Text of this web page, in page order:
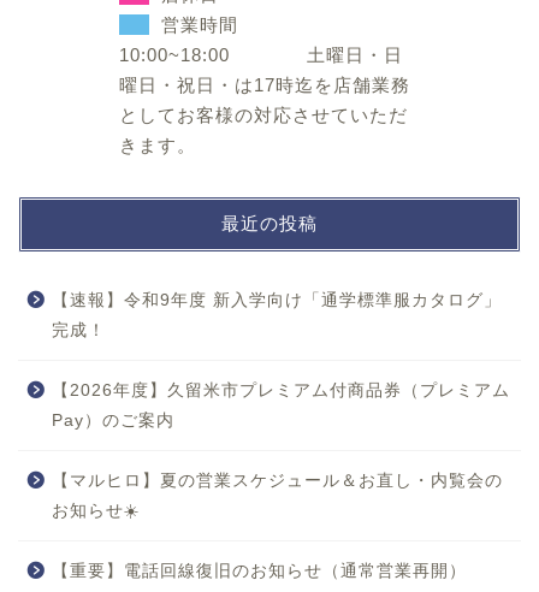
営業時間
10:00~18:00 土曜日・日
曜日・祝日・は17時迄を店舗業務
としてお客様の対応させていただ
きます。
最近の投稿
【速報】令和9年度 新入学向け「通学標準服カタログ」
完成！
【2026年度】久留米市プレミアム付商品券（プレミアム
Pay）のご案内
【マルヒロ】夏の営業スケジュール＆お直し・内覧会の
お知らせ☀️
【重要】電話回線復旧のお知らせ（通常営業再開）